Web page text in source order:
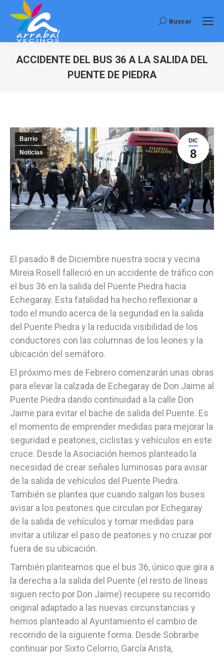
Buscar:
Buscar
ACCIDENTE DEL BUS 36 A LA SALIDA DEL
PUENTE DE PIEDRA
DIC
8
Barrio
Noticias
El pasado 8 de Diciembre nuestra socia y vecina
Mireia Rosell falleció en un accidente de tráfico con
el bus 36 en la salida del Puente Piedra hacia
Echegaray. Esta fatalidad ha hecho reflexionar a
todo el mundo acerca de la seguridad en la salida
del Puente Piedra y la reducida visibilidad de los
conductores con las columnas de los leones y la
ubicación del semáforo.
El próximo mes de Febrero comenzarán unas obras
para elevar la calzada de Echegaray de Don Jaime al
Puente Piedra dando continuidad a la calle Don
Jaime para evitar el bache de salida del Puente. Es
el momento de emprender medidas para mejorar la
seguridad e peatones, ciclistas y vehículos en este
cruce. Desde la Asociación hemos planteado la
necesidad de crear señales luminosas para avisar
de la salida de vehículos del Puente Piedra.
También se plantea que cuando salgan los buses
avisar a los peatones que circulan por Echegaray
de la salida de vehículos y tomar medidas para
invitar a utilizar el paso de peatones y no cruzar por
fuera de su ubicación.
También planteamos que el bus 36, único que gira a
la derecha a la salida del Puente (el resto de líneas
siguen recto por Don Jaime) recupere su recorrido
original adaptado a las nuevas circunstancias y
hemos planteado al Ayuntamiento el cambio de
recorrido de la siguiente forma. Desde Sobrarbe
continuar por Sixto Celorrio, García Arista,